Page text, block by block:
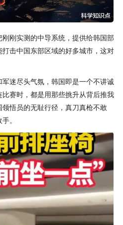
刚实测的中导系统，提供给韩国部
击中国东部区域的好多城市，这对
迷尽头气氛，韩国即是一个不讲诚
赛时，都是用那些挑升从背后推我
悟员的无耻行径，真刀真枪不敢
。